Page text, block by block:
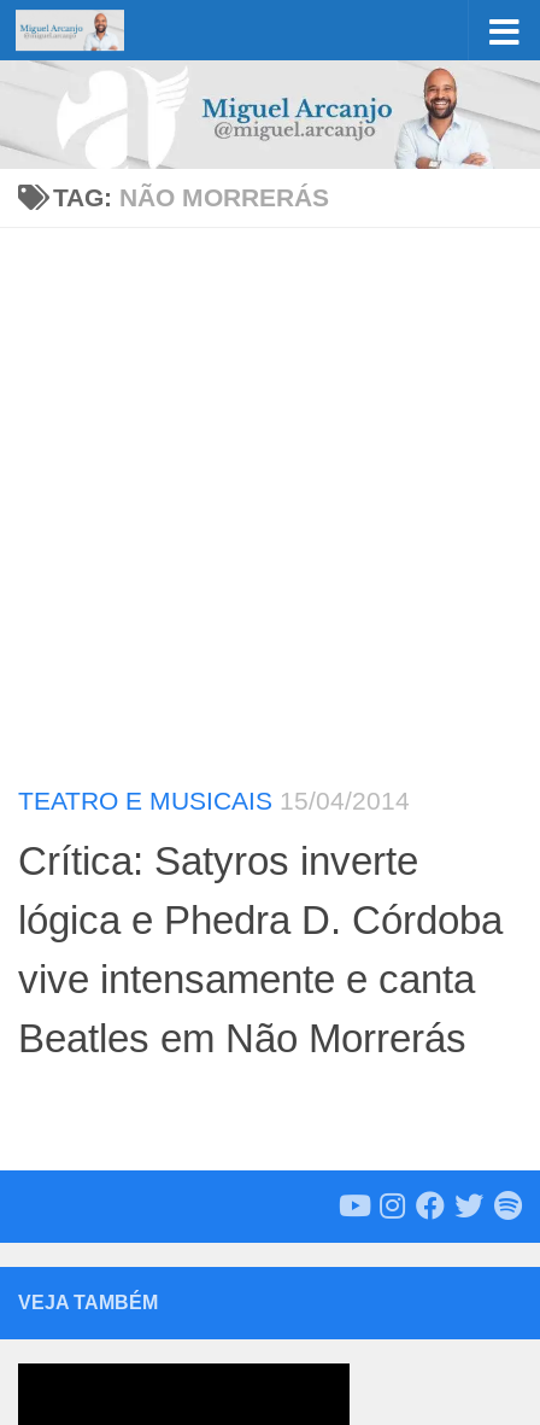
Skip to content
TAG: NÃO MORRERÁS
TEATRO E MUSICAIS 15/04/2014
Crítica: Satyros inverte
lógica e Phedra D. Córdoba
vive intensamente e canta
Beatles em Não Morrerás
VEJA TAMBÉM